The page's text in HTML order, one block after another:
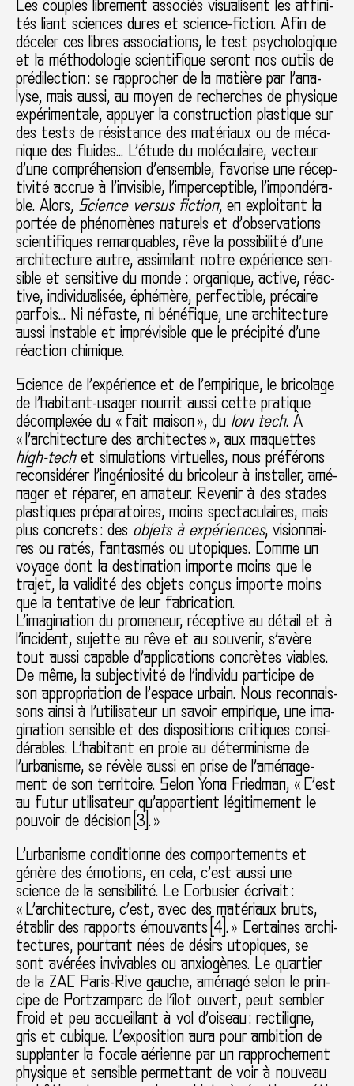
Ces cou­ples libre­ment asso­ciés visua­li­sent les affi­ni­
tés liant scien­ces dures et science-fic­tion. Afin de
déce­ler ces libres asso­cia­tions, le test psy­cho­lo­gi­que
et la métho­do­lo­gie scien­ti­fi­que seront nos outils de
pré­di­lec­tion : se rap­pro­cher de la matière par l’ana­
lyse, mais aussi, au moyen de recher­ches de phy­si­que
expé­ri­men­tale, appuyer la cons­truc­tion plas­ti­que sur
des tests de résis­tance des maté­riaux ou de méca­
ni­que des flui­des… L’étude du molé­cu­laire, vec­teur
d’une com­pré­hen­sion d’ensem­ble, favo­rise une récep­
ti­vité accrue à l’invi­si­ble, l’imper­cep­ti­ble, l’impon­dé­ra­
ble. Alors, Science versus fic­tion, en exploi­tant la
portée de phé­no­mè­nes natu­rels et d’obser­va­tions
scien­ti­fi­ques remar­qua­bles, rêve la pos­si­bi­lité d’une
archi­tec­ture autre, assi­mi­lant notre expé­rience sen­
si­ble et sen­si­tive du monde : orga­ni­que, active, réac­
tive, indi­vi­dua­li­sée, éphémère, per­fec­ti­ble, pré­caire
par­fois… Ni néfaste, ni béné­fi­que, une archi­tec­ture
aussi ins­ta­ble et impré­vi­si­ble que le pré­ci­pité d’une
réac­tion chi­mi­que.
Science de l’expé­rience et de l’empi­ri­que, le bri­co­lage
de l’habi­tant-usager nour­rit aussi cette pra­ti­que
décom­plexée du « fait maison », du low tech. À
« l’archi­tec­ture des archi­tec­tes », aux maquet­tes
high-techet simu­la­tions vir­tuel­les, nous pré­fé­rons
reconsi­dé­rer l’ingé­nio­sité du bri­co­leur à ins­tal­ler, amé­
na­ger et répa­rer, en ama­teur. Revenir à des stades
plas­ti­ques pré­pa­ra­toi­res, moins spec­ta­cu­lai­res, mais
plus concrets : des objets à expé­rien­ces, vision­nai­
res ou ratés, fan­tas­més ou uto­pi­ques. Comme un
voyage dont la des­ti­na­tion importe moins que le
trajet, la vali­dité des objets conçus importe moins
que la ten­ta­tive de leur fabri­ca­tion.
L’ima­gi­na­tion du pro­me­neur, récep­tive au détail et à
l’inci­dent, sujette au rêve et au sou­ve­nir, s’avère
tout aussi capa­ble d’appli­ca­tions concrè­tes via­bles.
De même, la sub­jec­ti­vité de l’indi­vidu par­ti­cipe de
son appro­pria­tion de l’espace urbain. Nous reconnais­
sons ainsi à l’uti­li­sa­teur un savoir empi­ri­que, une ima­
gi­na­tion sen­si­ble et des dis­po­si­tions cri­ti­ques consi­
dé­ra­bles. L’habi­tant en proie au déter­mi­nisme de
l’urba­nisme, se révèle aussi en prise de l’amé­na­ge­
ment de son ter­ri­toire. Selon Yona Friedman, « C’est
au futur uti­li­sa­teur qu’appar­tient légi­ti­me­ment le
pou­voir de déci­sion [ 3 ]. »
L’urba­nisme condi­tionne des com­por­te­ments et
génère des émotions, en cela, c’est aussi une
science de la sen­si­bi­lité. Le Corbusier écrivait :
« L’archi­tec­ture, c’est, avec des maté­riaux bruts,
établir des rap­ports émouvants [ 4 ]. » Certaines archi­
tec­tu­res, pour­tant nées de désirs uto­pi­ques, se
sont avé­rées invi­va­bles ou anxio­gè­nes. Le quar­tier
de la ZAC Paris-Rive gauche, amé­nagé selon le prin­
cipe de Portzamparc de l’îlot ouvert, peut sem­bler
froid et peu accueillant à vol d’oiseau : rec­ti­li­gne,
gris et cubi­que. L’expo­si­tion aura pour ambi­tion de
sup­plan­ter la focale aérienne par un rap­pro­che­ment
phy­si­que et sen­si­ble per­met­tant de voir à nou­veau